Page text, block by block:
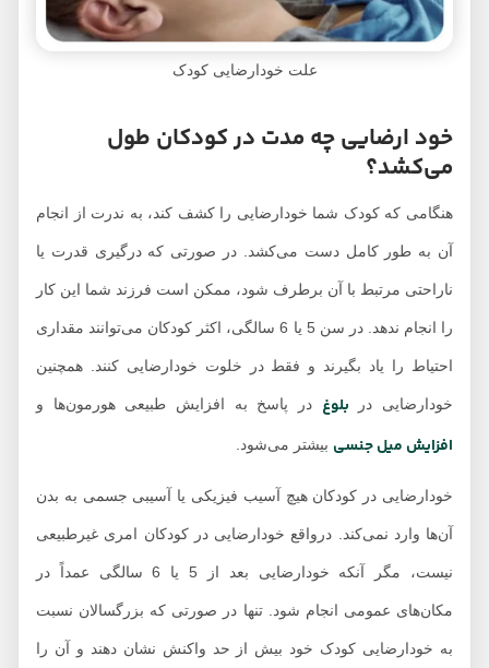
علت خودارضایی کودک
خود ارضایی چه مدت در کودکان طول
می‌کشد؟
هنگامی که کودک شما خودارضایی را کشف کند، به ندرت از انجام
آن به طور کامل دست می‌کشد. در صورتی که درگیری قدرت یا
ناراحتی مرتبط با آن برطرف شود، ممکن است فرزند شما این کار
را انجام ندهد. در سن 5 یا 6 سالگی، اکثر کودکان می‌توانند مقداری
احتیاط را یاد بگیرند و فقط در خلوت خودارضایی کنند. همچنین
خودارضایی در بلوغ در پاسخ به افزایش طبیعی هورمون‌ها و
افزایش میل جنسیبیشتر می‌شود.
خودارضایی در کودکان هیچ آسیب فیزیکی یا آسیبی جسمی به بدن
آن‌ها وارد نمی‌کند. درواقع خودارضایی در کودکان امری غیرطبیعی
نیست، مگر آنکه خودارضایی بعد از 5 یا 6 سالگی عمداً در
مکان‌های عمومی انجام شود. تنها در صورتی که بزرگسالان نسبت
به خودارضایی کودک خود بیش از حد واکنش نشان دهند و آن را